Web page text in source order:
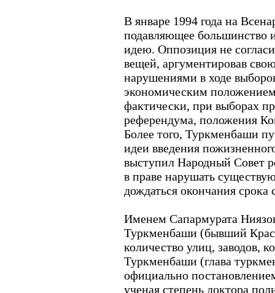
В январе 1994 года на
подавляющее большинство
идею. Оппозиция не
вещей, аргументировав
нарушениями в ходе
экономическим
фактически, при выборах
референдума, положения
Более того, Туркменбаши
идеи введения
выступил Народный Совет
в праве нарушать
дождаться окончания
Именем Сапармурата
Туркменбаши (бывший
количество улиц, заводов,
Туркменбаши (глава
официально
ученая степень доктора